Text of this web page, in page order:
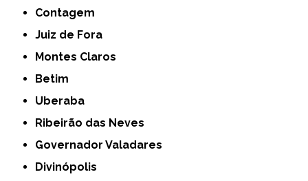
Contagem
Juiz de Fora
Montes Claros
Betim
Uberaba
Ribeirão das Neves
Governador Valadares
Divinópolis